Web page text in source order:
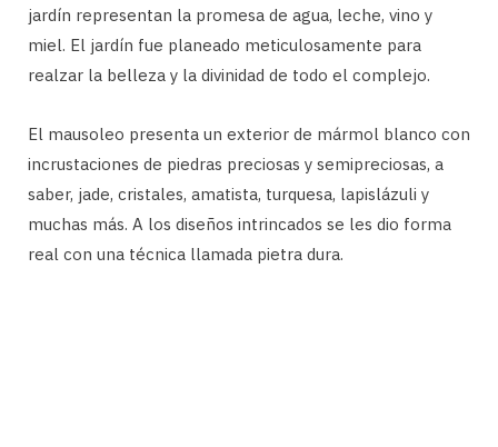
jardín representan la promesa de agua, leche, vino y
miel. El jardín fue planeado meticulosamente para
realzar la belleza y la divinidad de todo el complejo.
El mausoleo presenta un exterior de mármol blanco con
incrustaciones de piedras preciosas y semipreciosas, a
saber, jade, cristales, amatista, turquesa, lapislázuli y
muchas más. A los diseños intrincados se les dio forma
real con una técnica llamada pietra dura.